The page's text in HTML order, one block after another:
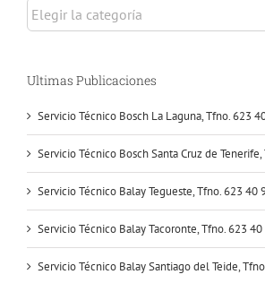
Selecciona
servicios
Ultimas Publicaciones
Servicio Técnico Bosch La Laguna, Tfno. 623
Servicio Técnico Bosch Santa Cruz de
Servicio Técnico Balay Tegueste, Tfno. 623 40
Servicio Técnico Balay Tacoronte, Tfno. 623
Servicio Técnico Balay Santiago del Teide,